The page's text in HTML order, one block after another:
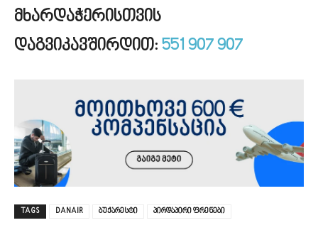
მხარდაჭერისთვის
დაგვიკავშირდით: 551 907 907
TAGS DANAIR ბუქარესტი პირდაპირი ფრენები